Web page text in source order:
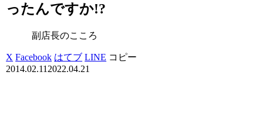
ったんですか!?
副店長のこころ
X Facebook はてブ LINE コピー
2014.02.11 2022.04.21